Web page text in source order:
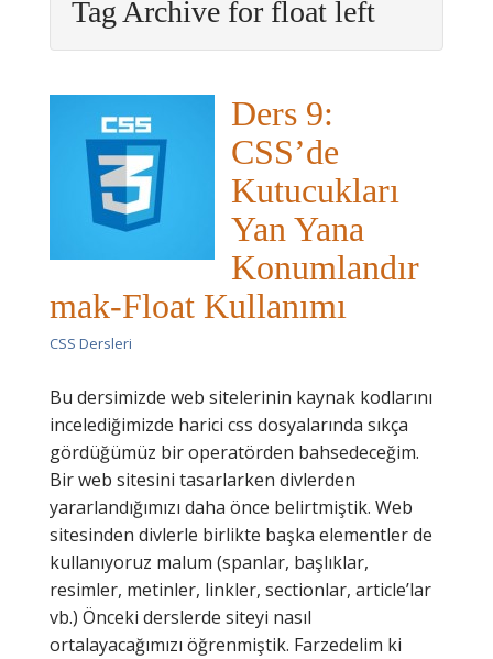
Tag Archive for float left
Ders 9:
CSS’de
Kutucukları
Yan Yana
Konumlandır
mak-Float Kullanımı
CSS Dersleri
Bu dersimizde web sitelerinin kaynak kodlarını
incelediğimizde harici css dosyalarında sıkça
gördüğümüz bir operatörden bahsedeceğim.
Bir web sitesini tasarlarken divlerden
yararlandığımızı daha önce belirtmiştik. Web
sitesinden divlerle birlikte başka elementler de
kullanıyoruz malum (spanlar, başlıklar,
resimler, metinler, linkler, sectionlar, article’lar
vb.) Önceki derslerde siteyi nasıl
ortalayacağımızı öğrenmiştik. Farzedelim ki